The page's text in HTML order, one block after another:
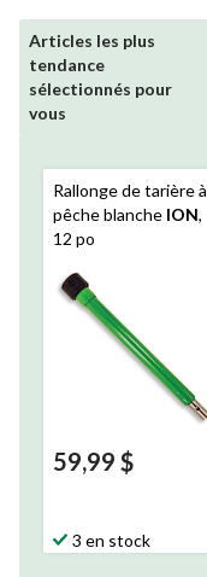
Articles les plus
tendance
sélectionnés pour
vous
Rallonge de tarière à
pêche blanche ION,
12 po
59,99 $
3 en stock